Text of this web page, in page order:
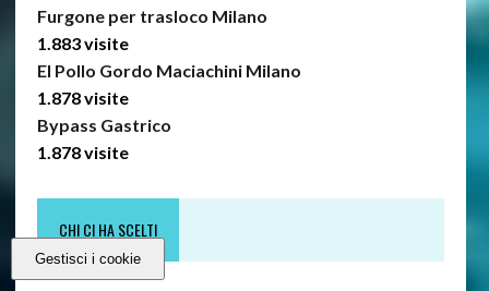
Furgone per trasloco Milano
1.883 visite
El Pollo Gordo Maciachini Milano
1.878 visite
Bypass Gastrico
1.878 visite
CHI CI HA SCELTI
Gestisci i cookie